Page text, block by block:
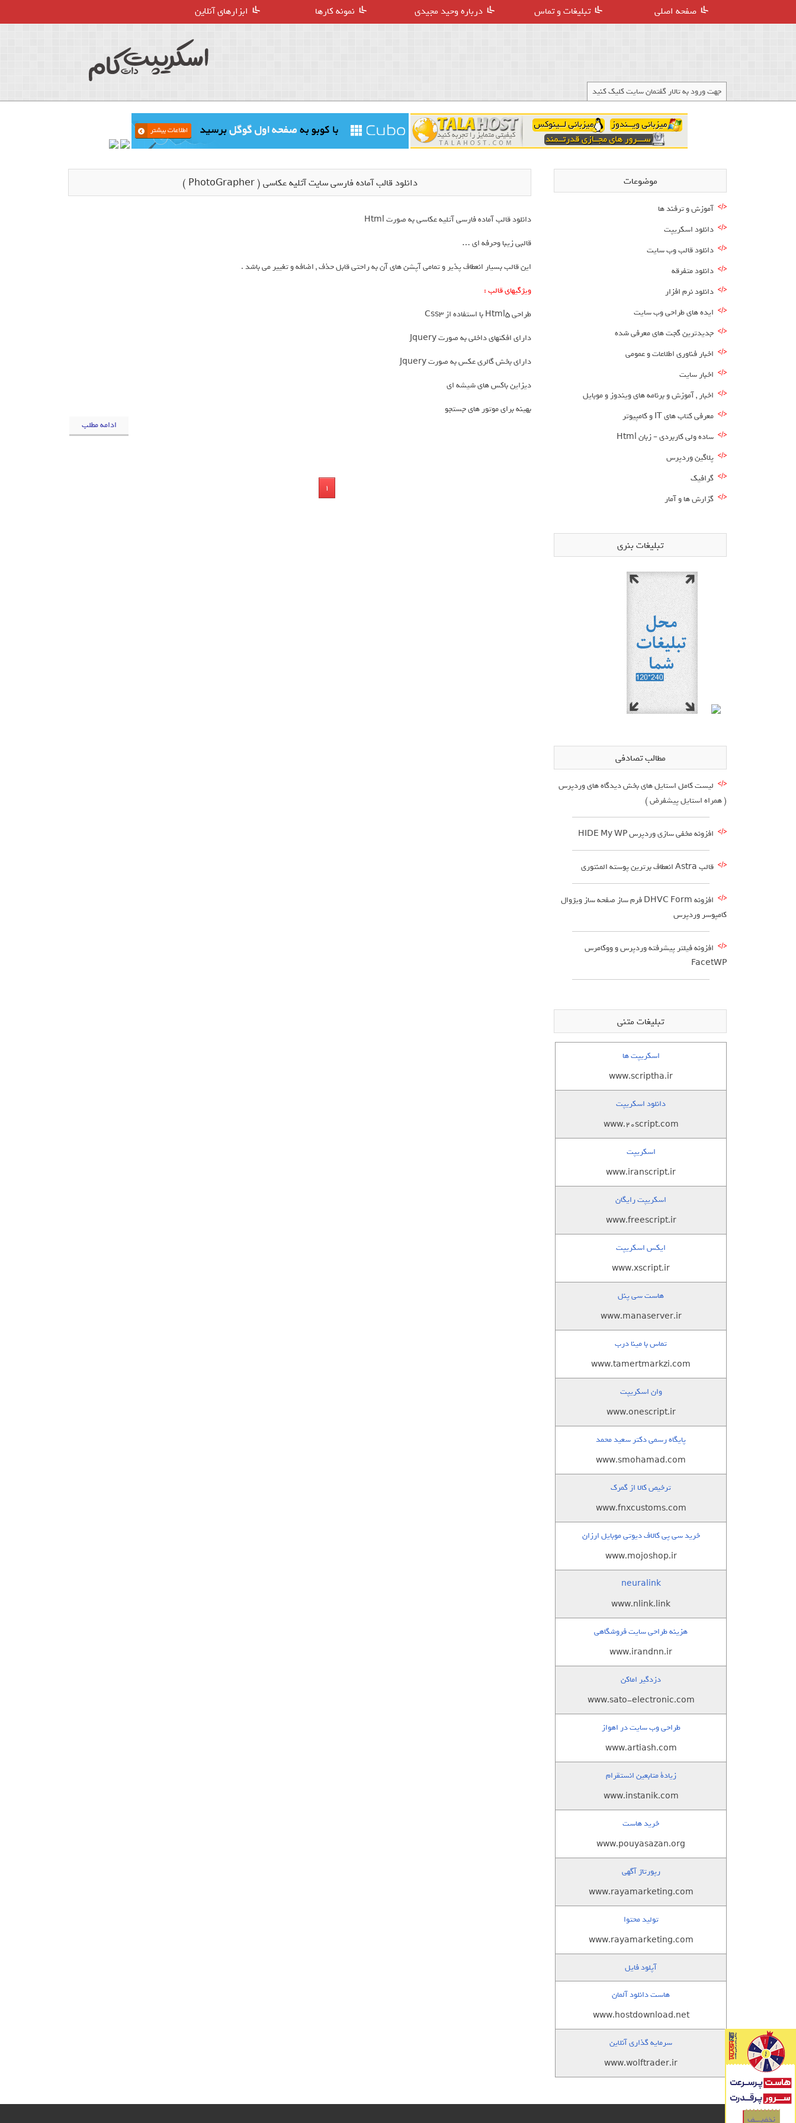
صفحه اصلی تبلیغات و تماس درباره وحید مجیدی نمونه کارها ابزارهای آنلاین
جهت ورود به تالار گفتمان سایت کلیک کنید
دانلود قالب آماده فارسی سایت آتلیه عکاسی ( PhotoGrapher )
دانلود قالب آماده فارسی آتلیه عکاسی به صورت Html
قالبی زیبا وحرفه ای …
این قالب بسیار انعطاف پذیر و تمامی آپشن های آن به راحتی قابل حذف , اضافه و تغییر می باشد .
ویژگیهای قالب :
طراحی Html5 با استفاده از Css3
دارای افکتهای داخلی به صورت Jquery
دارای بخش گالری عکس به صورت Jquery
دیزاین باکس های شیشه ای
بهینه برای موتور های جستجو
ادامه مطلب
1
موضوعات
آموزش و ترفند ها
دانلود اسکریپت
دانلود قالب وب سایت
دانلود متفرقه
دانلود نرم افزار
ایده های طراحی وب سایت
جدیدترین گجت های معرفی شده
اخبار فناوری اطلاعات و عمومی
اخبار سایت
اخبار , آموزش و برنامه های ویندوز و موبایل
معرفی کتاب های IT و کامپیوتر
ساده ولی کاربردی – زبان Html
پلاگین وردپرس
گرافیک
گزارش ها و آمار
تبلیغات بنری
مطالب تصادفی
لیست کامل استایل های بخش دیدگاه های وردپرس
( همراه استایل پیشفرض )
افزونه مخفی سازی وردپرس HIDE My WP
قالب Astra انعطاف برترین پوسته المنتوری
افزونه DHVC Form فرم ساز صفحه ساز ویژوال
کامپوسر وردپرس
افزونه فیلتر پیشرفته وردپرس و ووکامرس
FacetWP
تبلیغات متنی
اسکریپت ها
www.scriptha.ir
دانلود اسکریپت
www.20script.com
اسکریپت
www.iranscript.ir
اسکریپت رایگان
www.freescript.ir
ایکس اسکریپت
www.xscript.ir
هاست سی پنل
www.manaserver.ir
تماس با مینا درب
www.tamertmarkzi.com
وان اسکریپت
www.onescript.ir
پایگاه رسمی دکتر سعید محمد
www.smohamad.com
ترخیص کالا از گمرک
www.fnxcustoms.com
خرید سی پی کالاف دیوتی موبایل ارزان
www.mojoshop.ir
neuralink
www.nlink.link
هزینه طراحی سایت فروشگاهی
www.irandnn.ir
دزدگیر اماکن
www.sato-electronic.com
طراحی وب سایت در اهواز
www.artiash.com
زيادة متابعين انستقرام
www.instanik.com
خرید هاست
www.pouyasazan.org
رپورتاژ آگهی
www.rayamarketing.com
تولید محتوا
www.rayamarketing.com
آپلود فایل
هاست دانلود آلمان
www.hostdownload.net
سرمایه گذاری آنلاین
www.wolftrader.ir